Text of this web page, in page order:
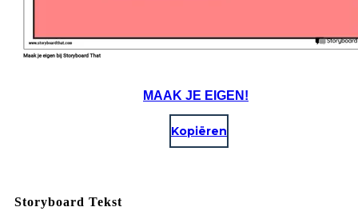
MAAK JE EIGEN!
Kopiëren
Storyboard Tekst